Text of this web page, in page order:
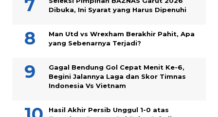
Dibuka, Ini Syarat yang Harus Dipenuhi
Man Utd vs Wrexham Berakhir Pahit, Apa
yang Sebenarnya Terjadi?
Gagal Bendung Gol Cepat Menit Ke-6,
Begini Jalannya Laga dan Skor Timnas
Indonesia Vs Vietnam
Hasil Akhir Persib Unggul 1-0 atas